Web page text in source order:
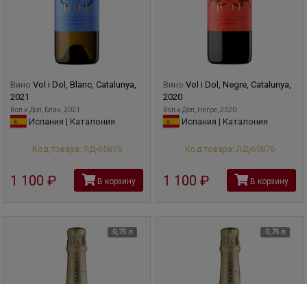
Вино Vol i Dol, Blanc, Catalunya,
2021
Вол и Дол, Блан, 2021
Испания | Каталония
Код товара: ЛД-65875
1 100 руб В корзину
Вино Vol i Dol, Negre, Catalunya,
2020
Вол и Дол, Негре, 2020
Испания | Каталония
Код товара: ЛД-65876
1 100 руб В корзину
0,75 л 0,75 л